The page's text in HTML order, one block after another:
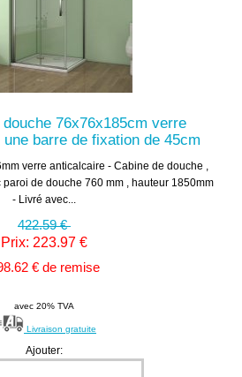
76x76x185cm verre
barre de fixation de 45cm
de douche 760 mm , hauteur 1850mm
- Livré avec...
422.59 €
Prix: 223.97 €
€ de remise
avec 20% TVA
Livraison gratuite
Ajouter: